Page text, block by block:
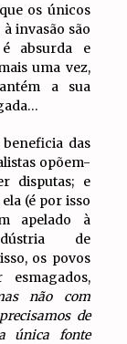
os únicos
invasão são
absurda e
uma vez,
a sua
das
opõem-
disputas; e
(é por isso
apelado à
de
os povos
não com
de
única fonte